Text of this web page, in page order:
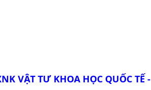
HỌC QUỐC TẾ -